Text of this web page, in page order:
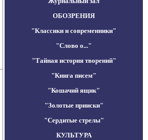
ОБОЗРЕНИЯ
"Классики и современники"
"Слово о..."
"Тайная история творений"
"Книга писем"
"Кошачий ящик"
"Золотые прииски"
"Сердитые стрелы"
КУЛЬТУРА